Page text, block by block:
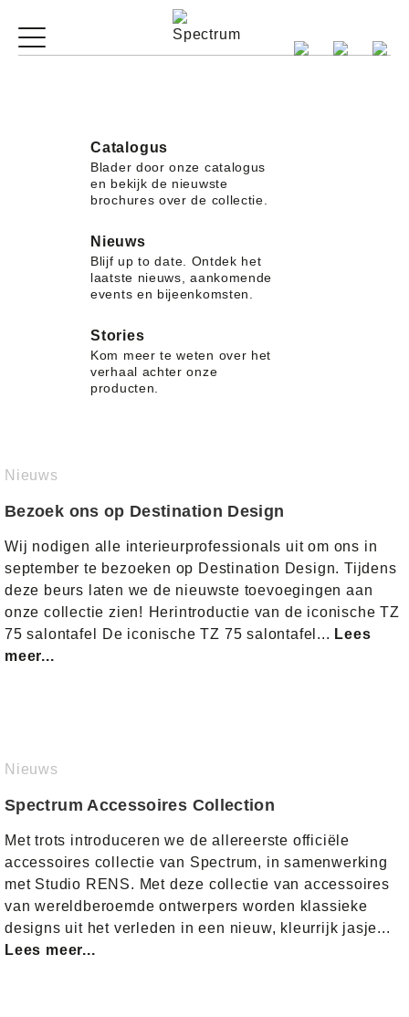
Catalogus
Blader door onze catalogus
en bekijk de nieuwste
brochures over de collectie.
Nieuws
Blijf up to date. Ontdek het
laatste nieuws, aankomende
events en bijeenkomsten.
Stories
Kom meer te weten over het
verhaal achter onze
producten.
Nieuws
Bezoek ons op Destination Design
Wij nodigen alle interieurprofessionals uit om ons in
september te bezoeken op Destination Design. Tijdens
deze beurs laten we de nieuwste toevoegingen aan
onze collectie zien!⁠ Herintroductie van de iconische TZ
75 salontafel ⁠De iconische TZ 75 salontafel... Lees
meer...
Nieuws
Spectrum Accessoires Collection
Met trots introduceren we de allereerste officiële
accessoires collectie van Spectrum, in samenwerking
met Studio RENS. Met deze collectie van accessoires
van wereldberoemde ontwerpers worden klassieke
designs uit het verleden in een nieuw, kleurrijk jasje...
Lees meer...